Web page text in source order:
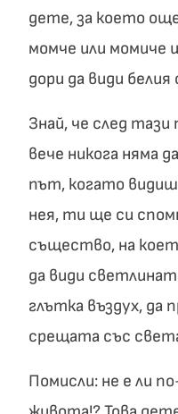
дете, за което
момче или момиче
дори да види
Знай, че след
вече никога няма
път, когато
нея, ти ще си
същество, на
да види
глътка въздух, да
срещата със
Помисли: не е ли